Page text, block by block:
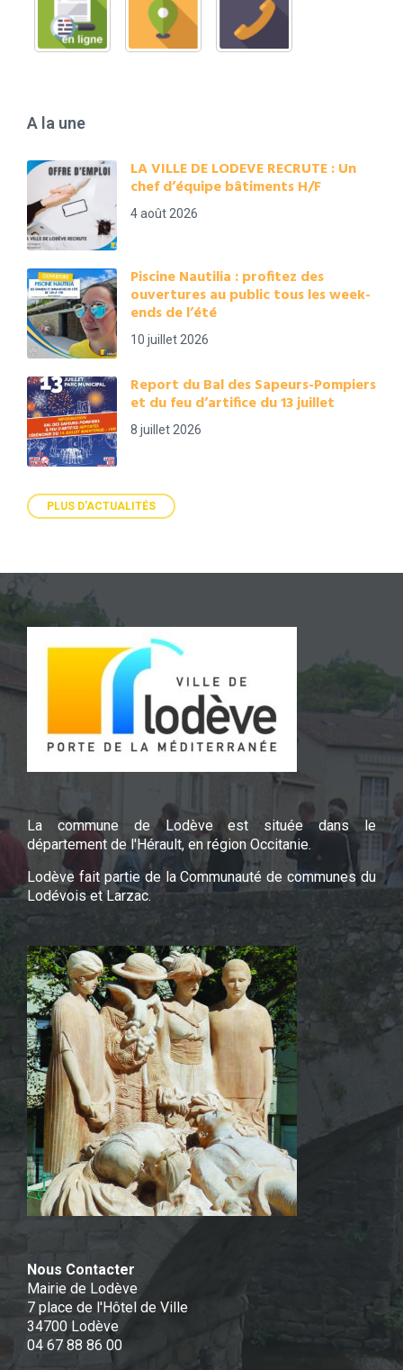
A la une
LA VILLE DE LODEVE RECRUTE : Un
chef d’équipe bâtiments H/F
4 août 2026
Piscine Nautilia : profitez des
ouvertures au public tous les week-
ends de l’été
10 juillet 2026
Report du Bal des Sapeurs-Pompiers
et du feu d’artifice du 13 juillet
8 juillet 2026
PLUS D'ACTUALITÉS
La commune de Lodève est située dans le
département de l'Hérault, en région Occitanie.
Lodève fait partie de la Communauté de communes du
Lodévois et Larzac.
Nous Contacter
Mairie de Lodève
7 place de l'Hôtel de Ville
34700 Lodève
04 67 88 86 00